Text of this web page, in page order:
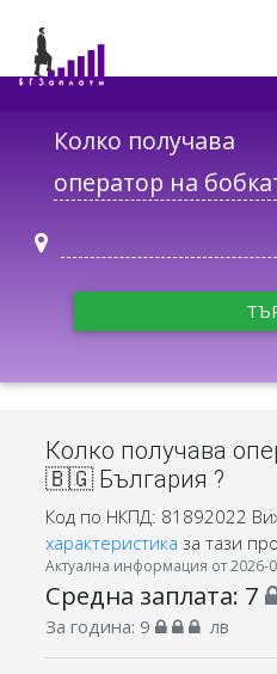
Колко получава
Колко получава
🇧🇬 България ?
Код по НКПД: 81892022
характеристика за тази
Актуална информация от 2026-
Средна заплата: 7
За година: 9 лв